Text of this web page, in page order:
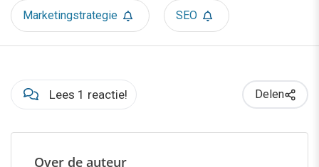
Marketingstrategie SEO
Lees 1 reactie! Delen
Over de auteur